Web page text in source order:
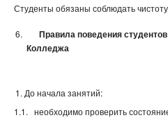
Студенты обязаны соблюдать
Правила поведения
Колледжа
До начала занятий:
1.1. необходимо проверить